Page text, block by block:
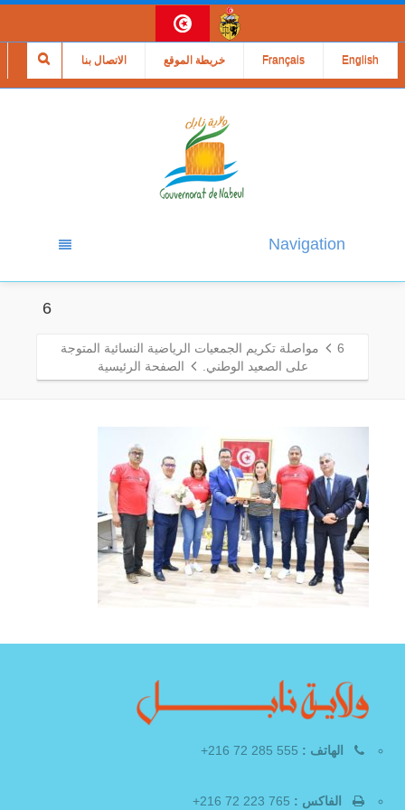
الاتصال بنا خريطة الموقع Français English
Navigation
6
6
مواصلة تكريم الجمعيات الرياضية النسائية المتوجة
على الصعيد الوطني.
الصفحة الرئيسية
الهاتف :
الفاكس :